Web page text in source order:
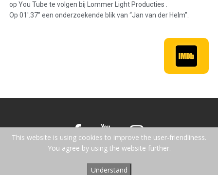
op You Tube te volgen bij Lommer Light Producties .
Op 01′.37” een onderzoekende blik van “Jan van der Helm”.
This website is using cookies to improve the user-friendliness.
You agree by using the website further.
Understand